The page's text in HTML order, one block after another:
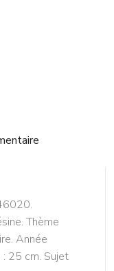
Thème
Année
: 25 cm. Sujet